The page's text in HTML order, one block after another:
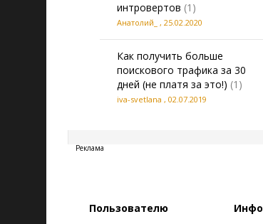
интровертов (1)
Анатолий_ , 25.02.2020
Как получить больше
поискового трафика за 30
дней (не платя за это!) (1)
iva-svetlana , 02.07.2019
Реклама
Пользователю Инфо